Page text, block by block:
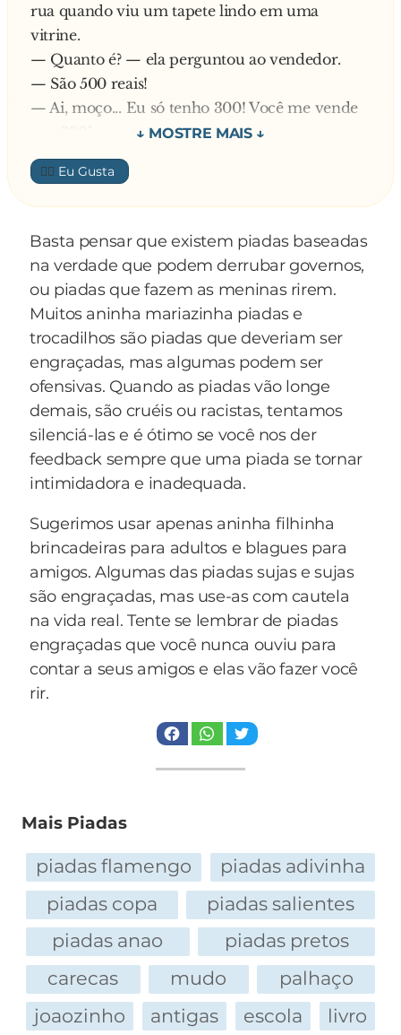
E finalmente faz a mesma pergunta para o
Joãozinho, o capetinha da escola, e ele
responde:
- Cueca, fessora.
E a professora indignada, diz:
O Joãozinho, bravo, retruca:
- Claro que é! Ontem mesmo eu ouvi minha
mãe dizer para o meu pai: "Tira a cueca que eu
quero c**..."!
rua quando viu um tapete lindo em uma
vitrine.
— Quanto é? — ela perguntou ao vendedor.
— São 500 reais!
— Ai, moço... Eu só tenho 300! Você me vende
Depois de pensar um pouco, o vendedor disse:
— Se você me der o cu em cima desse tapete,
você pode levar até de graça! Mas tem uma
A loira aceitou, o vendedor trancou a loja e o
abaixou as calças.
— Meu Deus! — gritou a loira, abismada com o
tamanho do membro do rapaz, que quase batia
no joelho.
Mas como já estava tudo combinado, ele subiu
em cima da loira e, quando deu a primeira
encostadinha ela gemeu, suspirou e... peidou.
Voltou pra casa aos prantos e contou a história
para a mãe.
— O quê? — gritou a mãe, assustada — Eu vou
lá resolver isso! Vou trazer esse tapete, é uma
questão de honra!
Já na loja, a mamãe corajosa agüentou bem por
cerca de dez segundos, depois prendeu a
respiração, mordeu os lábios e... peidou.
Chegou em casa xingando o desgraçado,
indignada e contou o fracasso pra filha. A avó
da loira, que ouviu a história, se intrometeu:
questão de tradição de família! — e correu para
maior festa, abraçaram a velha, pularam e
perguntaram como ela tinha conseguido se
segurar diante daquele fenômeno.
— Mas quem foi que disse que eu consegui —
disse a vovó — Eu caguei o tapete inteiro! Só
estou trazendo ele pra lavar...
👍🏼
Basta pensar que existem piadas baseadas
na verdade que podem derrubar governos,
ou piadas que fazem as meninas rirem.
Muitos aninha mariazinha piadas e
trocadilhos são piadas que deveriam ser
engraçadas, mas algumas podem ser
ofensivas. Quando as piadas vão longe
demais, são cruéis ou racistas, tentamos
silenciá-las e é ótimo se você nos der
feedback sempre que uma piada se tornar
intimidadora e inadequada.
Sugerimos usar apenas aninha filhinha
brincadeiras para adultos e blagues para
amigos. Algumas das piadas sujas e sujas
são engraçadas, mas use-as com cautela
na vida real. Tente se lembrar de piadas
engraçadas que você nunca ouviu para
contar a seus amigos e elas vão fazer você
rir.
Mais Piadas
piadas flamengo
piadas adivinha
piadas copa
piadas salientes
piadas anao
piadas pretos
carecas
mudo
palhaço
joaozinho
antigas escola
livro